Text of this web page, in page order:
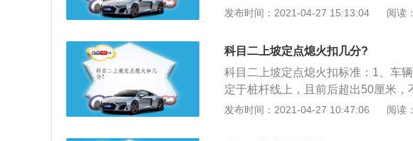
弯的情况下，需要控制好汽车的速度
况下要留意汽车的角度，尽量靠路一
速平复心态，停顿几秒钟，思考重新
住离合不要动，慢慢松开刹车。如果
辆静止不动，就多抬一点离合，直到
发布时间：2021-04-27 15:13:04 阅读
科目二上坡定点熄火扣几分?
科目二上坡定点熄火扣标准：1、车
定于桩杆线上，且前后超出50厘米
者摩托车前轴未定于桩杆线上，且前
发布时间：2021-04-27 10:47:06 阅读